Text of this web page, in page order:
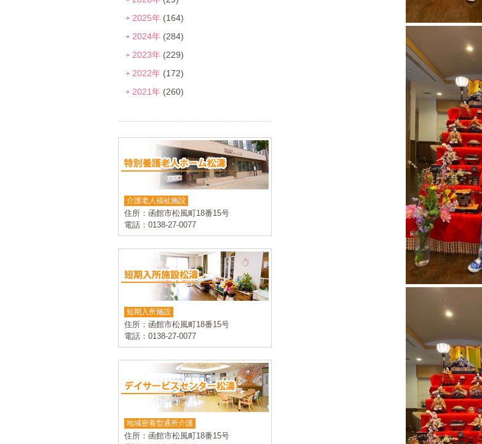
2025年 (164)
2024年 (284)
2023年 (229)
2022年 (172)
2021年 (260)
介護老人福祉施設
住所：函館市松風町18番15号
電話：0138-27-0077
短期入所施設
住所：函館市松風町18番15号
電話：0138-27-0077
地域密着型通所介護
住所：函館市松風町18番15号